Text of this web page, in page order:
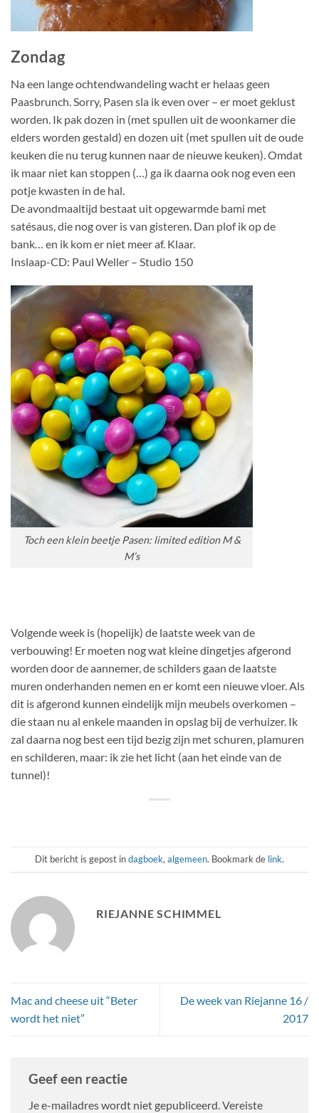
Zondag
Na een lange ochtendwandeling wacht er helaas geen
Paasbrunch. Sorry, Pasen sla ik even over – er moet geklust
worden. Ik pak dozen in (met spullen uit de woonkamer die
elders worden gestald) en dozen uit (met spullen uit de oude
keuken die nu terug kunnen naar de nieuwe keuken). Omdat
ik maar niet kan stoppen (…) ga ik daarna ook nog even een
potje kwasten in de hal.
De avondmaaltijd bestaat uit opgewarmde bami met
satésaus, die nog over is van gisteren. Dan plof ik op de
bank… en ik kom er niet meer af. Klaar.
Inslaap-CD: Paul Weller – Studio 150
Toch een klein beetje Pasen: limited edition M &
M’s
Volgende week is (hopelijk) de laatste week van de
verbouwing! Er moeten nog wat kleine dingetjes afgerond
worden door de aannemer, de schilders gaan de laatste
muren onderhanden nemen en er komt een nieuwe vloer. Als
dit is afgerond kunnen eindelijk mijn meubels overkomen –
die staan nu al enkele maanden in opslag bij de verhuizer. Ik
zal daarna nog best een tijd bezig zijn met schuren, plamuren
en schilderen, maar: ik zie het licht (aan het einde van de
tunnel)!
Dit bericht is gepost indagboek,algemeen. Bookmark de link.
RIEJANNE SCHIMMEL
Mac and cheese uit “Beter
wordt het niet”
De week van Riejanne 16 /
2017
Geef een reactie
Je e-mailadres wordt niet gepubliceerd.Vereiste